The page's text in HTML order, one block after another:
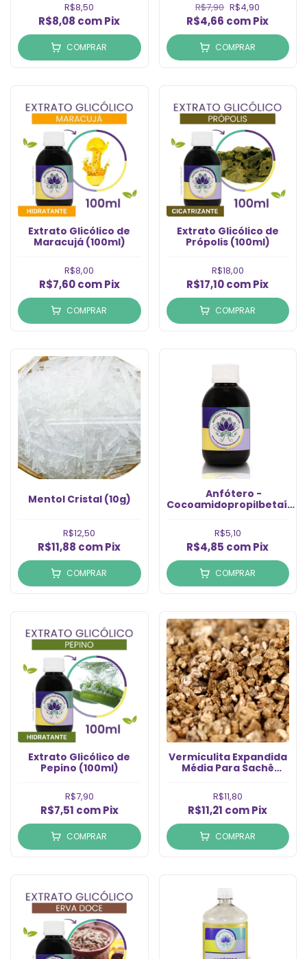
R$8,50
R$8,08 comPix
COMPRAR
R$7,90 R$4,90
R$4,66 comPix
COMPRAR
Extrato Glicólico de
Maracujá (100ml)
R$8,00
R$7,60com Pix
COMPRAR
Extrato Glicólico de
Própolis (100ml)
R$18,00
R$17,10comPix
COMPRAR
Mentol Cristal (10g)
R$12,50
R$11,88 comPix
COMPRAR
Anfótero -
Cocoamidopropilbetaína
R$5,10
R$4,85 comPix
COMPRAR
Extrato Glicólico de
Pepino (100ml)
R$7,90
R$7,51 com Pix
COMPRAR
Vermiculita Expandida
Média Para Sachê
R$11,80
R$11,21 comPix
COMPRAR